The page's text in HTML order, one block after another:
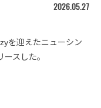
2026.05.27
を迎えたニューシン
スした。